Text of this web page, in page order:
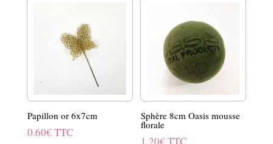
Papillon or 6x7cm
0.60€TTC
Sphère 8cm Oasis mousse
florale